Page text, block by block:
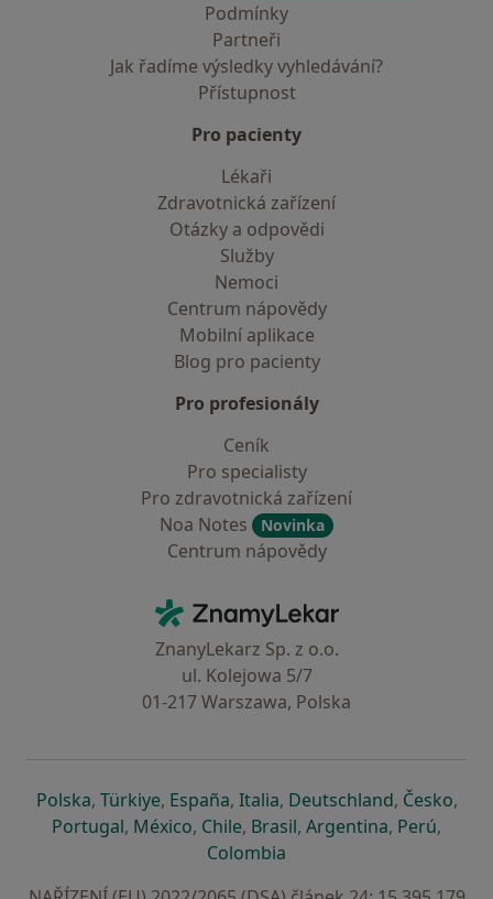
Podmínky
Partneři
Jak řadíme výsledky vyhledávání?
Přístupnost
Pro pacienty
Lékaři
Zdravotnická zařízení
Otázky a odpovědi
Služby
Nemoci
Centrum nápovědy
Mobilní aplikace
Blog pro pacienty
Pro profesionály
Ceník
Pro specialisty
Pro zdravotnická zařízení
Noa Notes
Novinka
Centrum nápovědy
ZnamyLekar - Hlavní stránka
ZnanyLekarz Sp. z o.o.
ul. Kolejowa 5/7
01-217 Warszawa, Polska
Polskase otevře v nové záložce
, Türkiyese otevře v nové záložce
, Españase otevře v nové záložce
, Italiase otevře v nové záložce
, Deutschlandse otevře v
, Českose
,
Portugalse otevře v nové záložce
, Méxicose otevře v nové záložce
, Chilese otevře v nové záložce
, Brasilse otevře v nové
, Argentinase otevře v
, Perúse
,
Colombia